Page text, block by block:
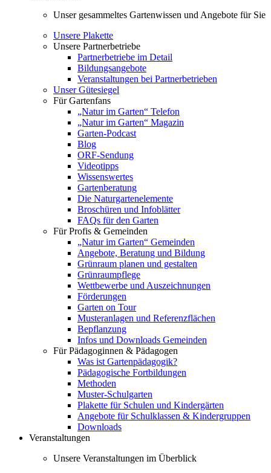
Unser gesammeltes Gartenwissen und Angebote für Sie
Unsere Plakette
Unsere Partnerbetriebe
Partnerbetriebe im Detail
Bildungsangebote
Veranstaltungen bei Partnerbetrieben
Unser Gütesiegel
Für Gartenfans
„Natur im Garten“ Telefon
„Natur im Garten“ Magazin
Garten-Podcast
Blog
ORF-Sendung
Videotipps
Wissenswertes
Gartenberatung
Die Naturgartenelemente
Broschüren und Infoblätter
FAQs für den Garten
Für Profis & Gemeinden
„Natur im Garten“ Gemeinden
Angebote, Beratung und Bildung
Grünraum planen und gestalten
Grünraumpflege
Wettbewerbe und Auszeichnungen
Förderungen
Garten on Tour
Musteranlagen und Referenzflächen
Bepflanzung
Infos und Downloads Gemeinden
Für Pädagoginnen & Pädagogen
Was ist Gartenpädagogik?
Pädagogische Fortbildungen
Methoden
Muster-Schulgarten
Plakette für Schulen und Kindergärten
Angebote für Schulklassen & Kindergruppen
Downloads
Veranstaltungen
Unsere Veranstaltungen im Überblick